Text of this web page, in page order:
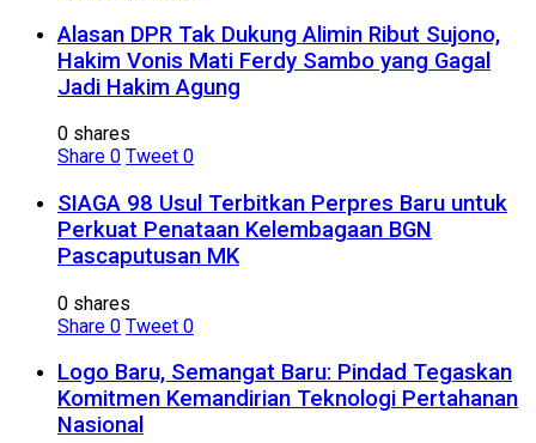
Alasan DPR Tak Dukung Alimin Ribut Sujono,
Hakim Vonis Mati Ferdy Sambo yang Gagal
Jadi Hakim Agung
0 shares
Share 0 Tweet 0
SIAGA 98 Usul Terbitkan Perpres Baru untuk
Perkuat Penataan Kelembagaan BGN
Pascaputusan MK
0 shares
Share 0 Tweet 0
Logo Baru, Semangat Baru: Pindad Tegaskan
Komitmen Kemandirian Teknologi Pertahanan
Nasional